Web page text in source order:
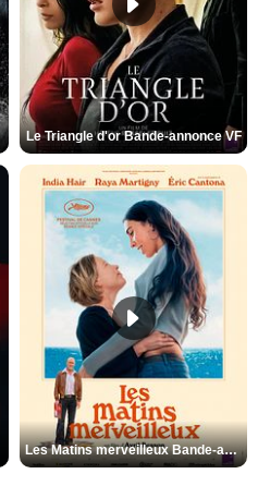
Le Triangle d'or Bande-annonce VF
Les Matins merveilleux Bande-annonce VF